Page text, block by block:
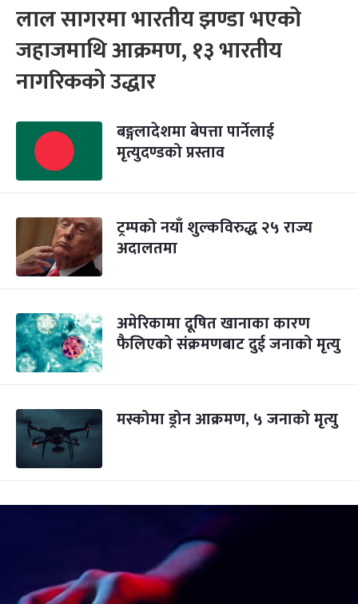
लाल सागरमा भारतीय झण्डा भएको
जहाजमाथि आक्रमण, १३ भारतीय
नागरिकको उद्धार
बङ्गलादेशमा बेपत्ता पार्नेलाई
मृत्युदण्डको प्रस्ताव
ट्रम्पको नयाँ शुल्कविरुद्ध २५ राज्य
अदालतमा
अमेरिकामा दूषित खानाका कारण
फैलिएको संक्रमणबाट दुई जनाको मृत्यु
मस्कोमा ड्रोन आक्रमण, ५ जनाको मृत्यु